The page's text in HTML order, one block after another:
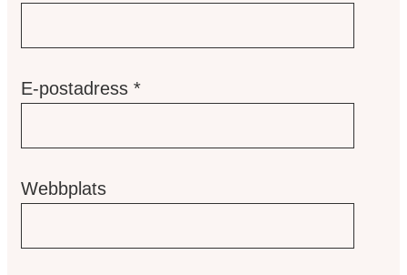
E-postadress *
Webbplats